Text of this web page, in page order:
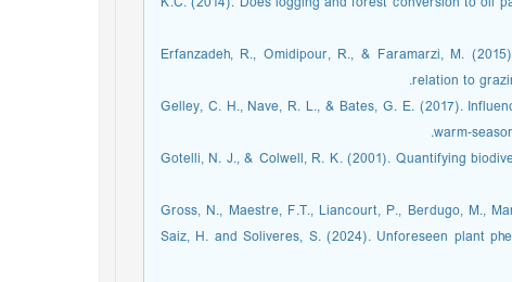
Erfanzadeh, R., Omidipour, R., & Faramarzi, M.
relation to
Gelley, C. H., Nave, R. L., & Bates, G. E. (2017).
Gotelli, N. J., & Colwell, R. K. (2001). Quantifying
Gross, N., Maestre, F.T., Liancourt, P., Berdugo, M.,
Saiz, H. and Soliveres, S. (2024). Unforeseen plant